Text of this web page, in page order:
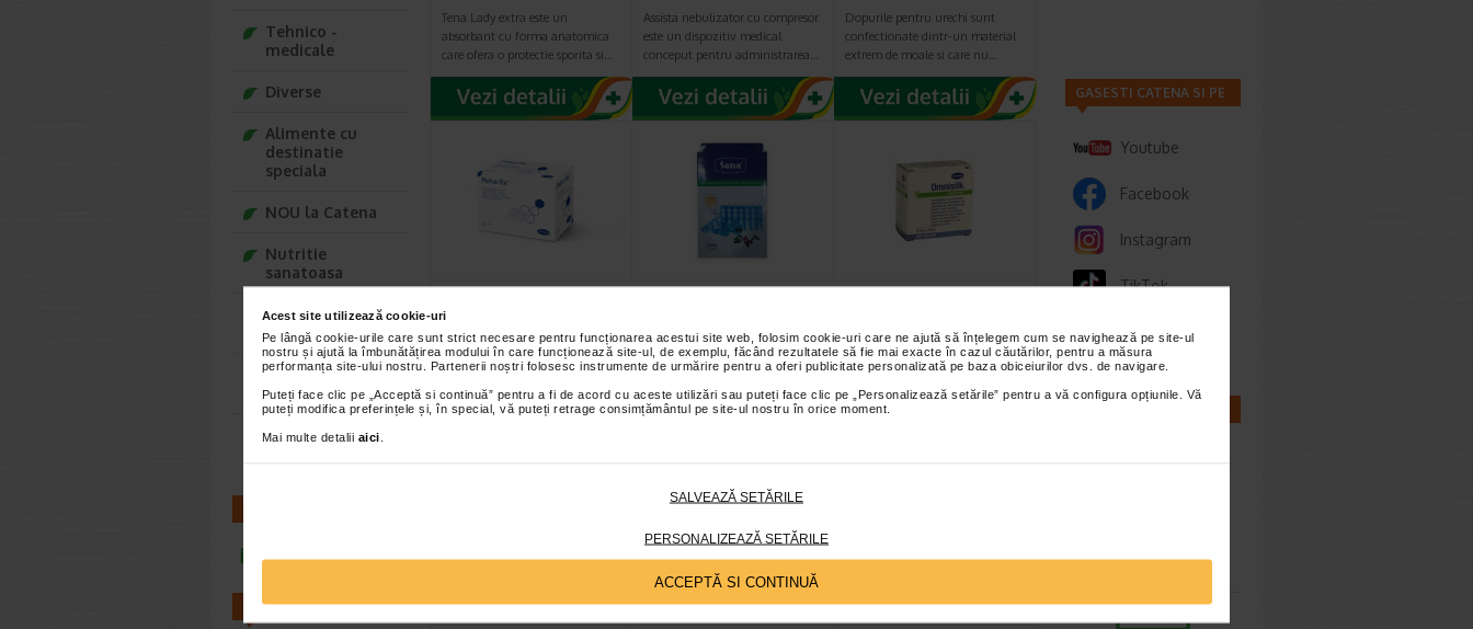
Acest site utilizează cookie-uri
Pe lângă cookie-urile care sunt strict necesare pentru funcționarea acestui site web, folosim cookie-uri care ne ajută să înțelegem cum se navighează pe site-ul
nostru și ajută la îmbunătățirea modului în care funcționează site-ul, de exemplu, făcând rezultatele să fie mai exacte în cazul căutărilor, pentru a măsura
performanța site-ului nostru. Partenerii noștri folosesc instrumente de urmărire pentru a oferi publicitate personalizată pe baza obiceiurilor dvs. de navigare.
Puteți face clic pe „Acceptă si continuă” pentru a fi de acord cu aceste utilizări sau puteți face clic pe „Personalizează setările” pentru a vă configura opțiunile. Vă
puteți modifica preferințele și, în special, vă puteți retrage consimțământul pe site-ul nostru în orice moment.
Mai multe detalii aici
SALVEAZĂ SETĂRILE
PERSONALIZEAZĂ SETĂRILE
ACCEPTĂ SI CONTINUĂ
Tena Lady extra este un
absorbant cu forma anatomica
care ofera o protectie sporita si…
Assista nebulizator cu compresor
este un dispozitiv medical
conceput pentru administrarea…
Dopurile pentru urechi sunt
confectionate dintr-un material
extrem de moale si care nu…
bandaj elastic 10cm
x 4m
Bandajul elastic Peha-fix poate fi
avand o aderenta fiabila. In…
saptamanal, SANA
Sana organizator medicamente
persoanelor care urmeaza un…
suport de matase…
Plasturele Omnisilk este ideal
catetere, canule etc. Acest…
Tehnico -
medicale
Diverse
Alimente cu
destinatie
speciala
NOU la Catena
Nutritie
sanatoasa
Ce Oftapic ti se
potriveste
Adora – Adorabili
din prima clipa
Seturi cadou
infoline@catena.ro
FARMACII
GASESTI CATENA SI PE
Youtube
Facebook
Instagram
TikTok
Whatsapp
sarcina